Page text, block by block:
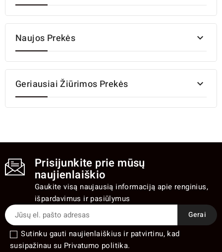
Naujos Prekės 
Geriausiai Žiūrimos Prekės 
Prisijunkite prie mūsų
naujienlaiškio
Gaukite visą naujausią informaciją apie renginius,
išpardavimus ir pasiūlymus
Sutinku gauti naujienlaiškius ir patvirtinu, kad
susipažinau su Privatumo politika.